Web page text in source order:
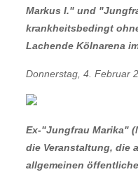
Markus I." und
krankheitsbedingt
Lachende Kölnarena
Donnerstag, 4. Februar
Ex-"Jungfrau Marika"
die Veranstaltung, die
allgemeinen